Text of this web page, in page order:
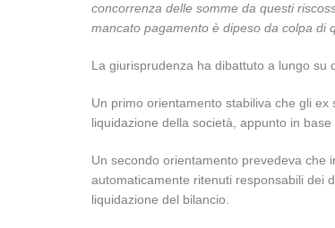
concorrenza delle somme da questi
mancato pagamento è dipeso da colpa di
La giurisprudenza ha dibattuto a lungo su
Un primo orientamento stabiliva che gli
liquidazione della società, appunto in base
Un secondo orientamento prevedeva che
automaticamente ritenuti responsabili dei
liquidazione del bilancio.